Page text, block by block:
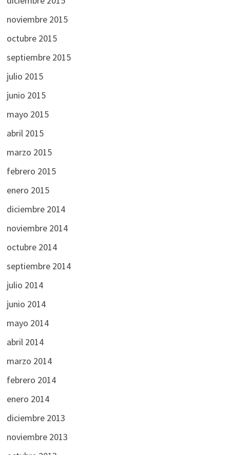
noviembre 2015
octubre 2015
septiembre 2015
julio 2015
junio 2015
mayo 2015
abril 2015
marzo 2015
febrero 2015
enero 2015
diciembre 2014
noviembre 2014
octubre 2014
septiembre 2014
julio 2014
junio 2014
mayo 2014
abril 2014
marzo 2014
febrero 2014
enero 2014
diciembre 2013
noviembre 2013